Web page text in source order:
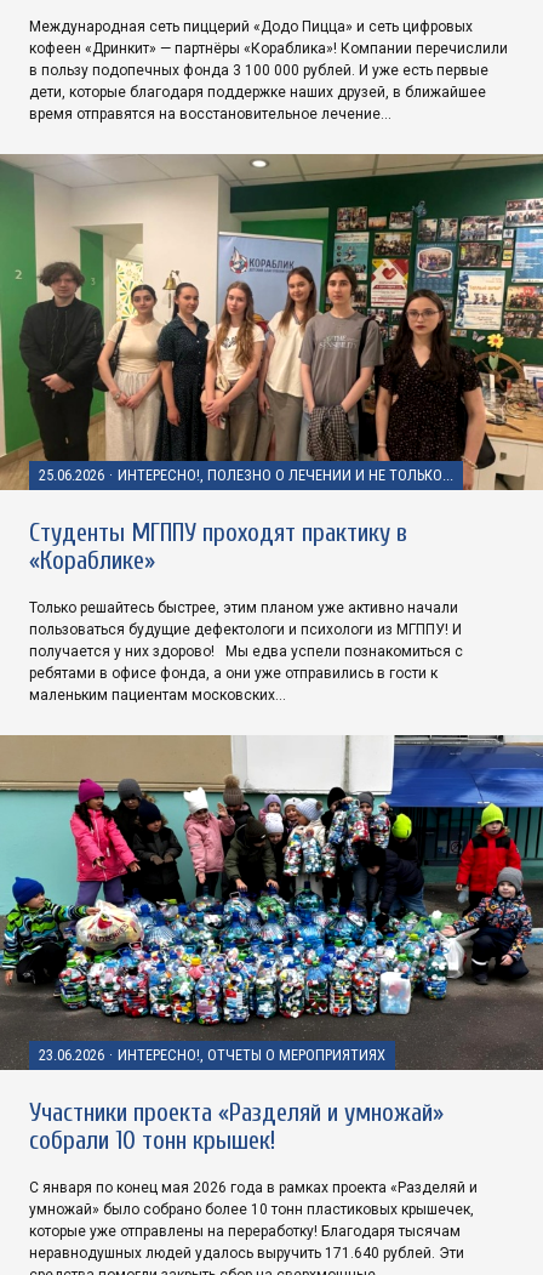
Международная сеть пиццерий «Додо Пицца» и сеть цифровых
кофеен «Дринкит» — партнёры «Кораблика»! Компании перечислили
в пользу подопечных фонда 3 100 000 рублей. И уже есть первые
дети, которые благодаря поддержке наших друзей, в ближайшее
время отправятся на восстановительное лечение…
25.06.2026 · ИНТЕРЕСНО!, ПОЛЕЗНО О ЛЕЧЕНИИ И НЕ ТОЛЬКО...
Студенты МГППУ проходят практику в
«Кораблике»
Только решайтесь быстрее, этим планом уже активно начали
пользоваться будущие дефектологи и психологи из МГППУ! И
получается у них здорово! Мы едва успели познакомиться с
ребятами в офисе фонда, а они уже отправились в гости к
маленьким пациентам московских…
23.06.2026 · ИНТЕРЕСНО!, ОТЧЕТЫ О МЕРОПРИЯТИЯХ
Участники проекта «Разделяй и умножай»
собрали 10 тонн крышек!
С января по конец мая 2026 года в рамках проекта «Разделяй и
умножай» было собрано более 10 тонн пластиковых крышечек,
которые уже отправлены на переработку! Благодаря тысячам
неравнодушных людей удалось выручить 171.640 рублей. Эти